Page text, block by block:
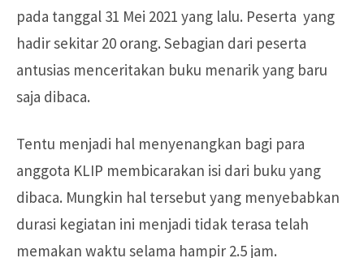
pada tanggal 31 Mei 2021 yang lalu. Peserta yang
hadir sekitar 20 orang. Sebagian dari peserta
antusias menceritakan buku menarik yang baru
saja dibaca.
Tentu menjadi hal menyenangkan bagi para
anggota KLIP membicarakan isi dari buku yang
dibaca. Mungkin hal tersebut yang menyebabkan
durasi kegiatan ini menjadi tidak terasa telah
memakan waktu selama hampir 2.5 jam.